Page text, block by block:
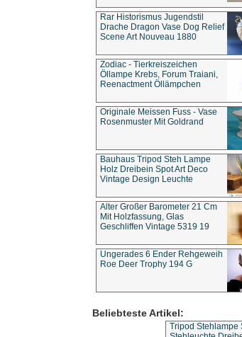
Rar Historismus Jugendstil
Drache Dragon Vase Dog Relief
Scene Art Nouveau 1880
Zodiac - Tierkreiszeichen
Öllampe Krebs, Forum Traiani,
Reenactment Öllämpchen
Originale Meissen Fuss - Vase
Rosenmuster Mit Goldrand
Bauhaus Tripod Steh Lampe
Holz Dreibein Spot Art Deco
Vintage Design Leuchte
Alter Großer Barometer 21 Cm
Mit Holzfassung, Glas
Geschliffen Vintage 5319 19
Ungerades 6 Ender Rehgeweih
Roe Deer Trophy 194 G
Beliebteste Artikel:
Tripod Stehlampe